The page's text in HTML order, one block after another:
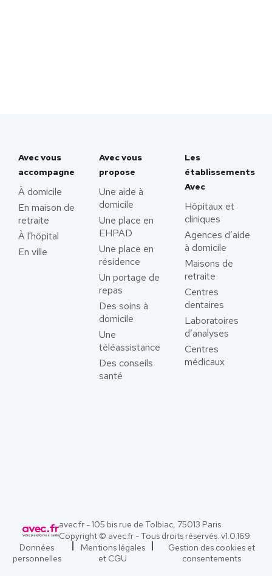
Avec vous
accompagne
À domicile
En maison de
retraite
À l'hôpital
En ville
Avec vous
propose
Une aide à
domicile
Une place en
EHPAD
Une place en
résidence
Un portage de
repas
Des soins à
domicile
Une
téléassistance
Des conseils
santé
Les
établissements
Avec
Hôpitaux et
cliniques
Agences d’aide
à domicile
Maisons de
retraite
Centres
dentaires
Laboratoires
d’analyses
Centres
médicaux
avec.fr - 105 bis rue de Tolbiac, 75013 Paris
Copyright © avec.fr - Tous droits réservés. v1.0.169
Données
personnelles
Mentions légales
et CGU
Gestion des cookies et
consentements